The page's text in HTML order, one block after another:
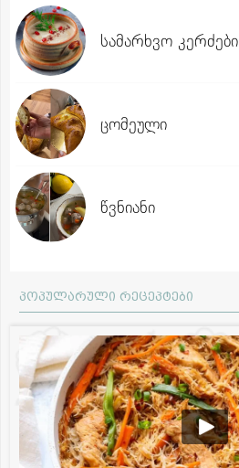
სამარხვო კერძები
ცომეული
წვნიანი
პოპულარული რეცეპტები